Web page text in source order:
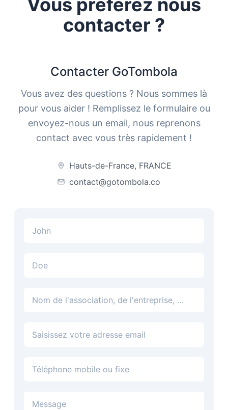
Vous préférez nous
contacter ?
Contacter GoTombola
Vous avez des questions ? Nous sommes là
pour vous aider ! Remplissez le formulaire ou
envoyez-nous un email, nous reprenons
contact avec vous très rapidement !
Hauts-de-France, FRANCE
contact@gotombola.co